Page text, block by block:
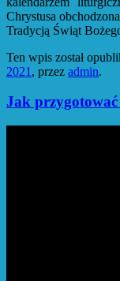
Chrystusa
Tradycją Świąt
Ten wpis został
2021 , przez admin.
Jak